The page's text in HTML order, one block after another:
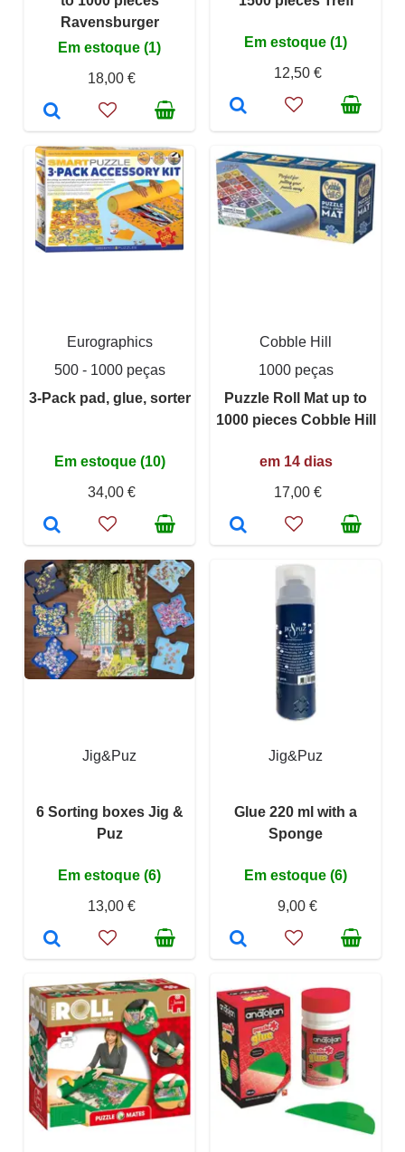
Ravensburger
Em estoque (1)
18,00 €
Em estoque (1)
12,50 €
Eurographics
500 - 1000 peças
3-Pack pad, glue, sorter
Em estoque (10)
34,00 €
Cobble Hill
1000 peças
Puzzle Roll Mat up to
1000 pieces Cobble Hill
em 14 dias
17,00 €
Jig&Puz
6 Sorting boxes Jig &
Puz
Em estoque (6)
13,00 €
Jig&Puz
Glue 220 ml with a
Sponge
Em estoque (6)
9,00 €